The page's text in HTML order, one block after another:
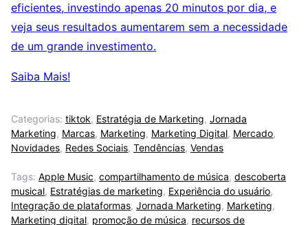
eficientes, investindo apenas 20 minutos por dia, e
veja seus resultados aumentarem sem a necessidade
de um grande investimento.
Saiba Mais!
Categorias: tiktok, Estratégia de Marketing, Jornada
Marketing, Marcas, Marketing, Marketing Digital, Mercado,
Novidades, Redes Sociais, Tendências, Vendas
Tags: Apple Music, compartilhamento de música, descoberta
musical, Estratégias de marketing, Experiência do usuário,
Integração de plataformas, Jornada Marketing, Marketing,
Marketing digital, promoção de música, recursos de